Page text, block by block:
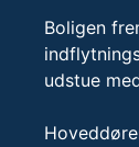
Boligen
udstue